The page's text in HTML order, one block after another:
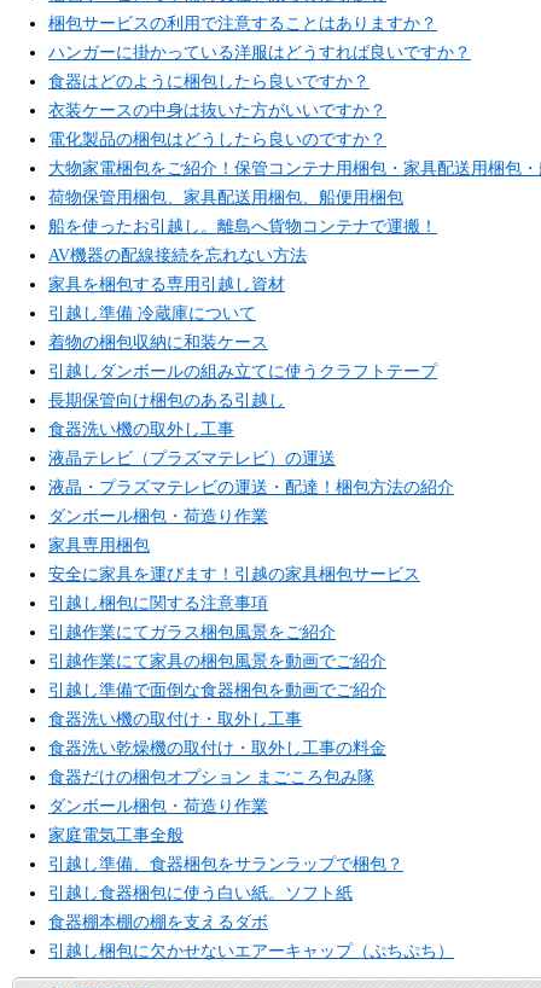
梱包サービスの利用で注意することはありますか？
ハンガーに掛かっている洋服はどうすれば良いですか？
食器はどのように梱包したら良いですか？
衣装ケースの中身は抜いた方がいいですか？
電化製品の梱包はどうしたら良いのですか？
大物家電梱包をご紹介！保管コンテナ用梱包・家具配送用梱包
荷物保管用梱包、家具配送用梱包、船便用梱包
船を使ったお引越し。離島へ貨物コンテナで運搬！
AV機器の配線接続を忘れない方法
家具を梱包する専用引越し資材
引越し準備 冷蔵庫について
着物の梱包収納に和装ケース
引越しダンボールの組み立てに使うクラフトテープ
長期保管向け梱包のある引越し
食器洗い機の取外し工事
液晶テレビ（プラズマテレビ）の運送
液晶・プラズマテレビの運送・配達！梱包方法の紹介
ダンボール梱包・荷造り作業
家具専用梱包
安全に家具を運びます！引越の家具梱包サービス
引越し梱包に関する注意事項
引越作業にてガラス梱包風景をご紹介
引越作業にて家具の梱包風景を動画でご紹介
引越し準備で面倒な食器梱包を動画でご紹介
食器洗い機の取付け・取外し工事
食器洗い乾燥機の取付け・取外し工事の料金
食器だけの梱包オプション まごころ包み隊
ダンボール梱包・荷造り作業
家庭電気工事全般
引越し準備、食器梱包をサランラップで梱包？
引越し食器梱包に使う白い紙。ソフト紙
食器棚本棚の棚を支えるダボ
引越し梱包に欠かせないエアーキャップ（ぷちぷち）